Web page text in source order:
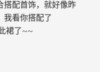
搭配首饰，就好像昨
我看你搭配了
裙了~~